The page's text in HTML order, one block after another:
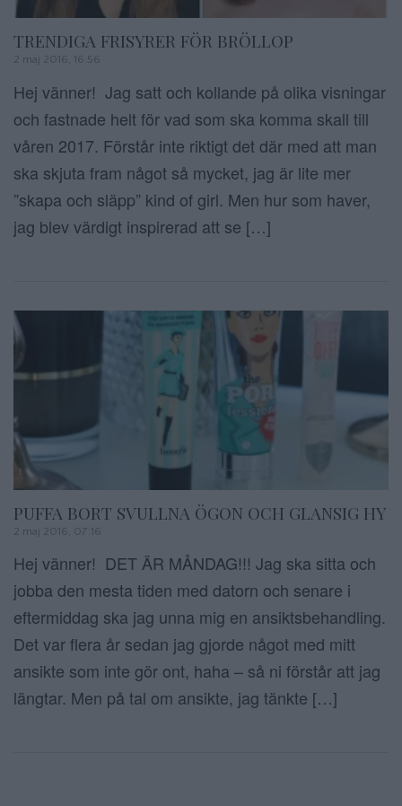
TRENDIGA FRISYRER FÖR BRÖLLOP
2 maj 2016, 16:56
Hej vänner! Jag satt och kollande på olika visningar
och fastnade helt för vad som ska komma skall till
våren 2017. Förstår inte riktigt det där med att man
ska skjuta fram något så mycket, jag är lite mer
”skapa och släpp” kind of girl. Men hur som haver,
jag blev värdigt inspirerad att se […]
PUFFA BORT SVULLNA ÖGON OCH GLANSIG HY
2 maj 2016, 07:16
Hej vänner! DET ÄR MÅNDAG!!! Jag ska sitta och
jobba den mesta tiden med datorn och senare i
eftermiddag ska jag unna mig en ansiktsbehandling.
Det var flera år sedan jag gjorde något med mitt
ansikte som inte gör ont, haha – så ni förstår att jag
längtar. Men på tal om ansikte, jag tänkte […]